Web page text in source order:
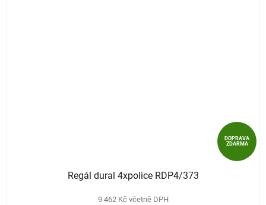
DOPRAVA
ZDARMA
Regál dural 4xpolice RDP4/373
9 462 Kč včetně DPH